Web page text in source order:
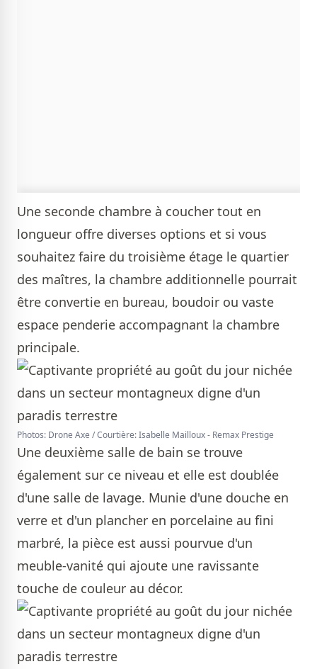
Une seconde chambre à coucher tout en
longueur offre diverses options et si vous
souhaitez faire du troisième étage le quartier
des maîtres, la chambre additionnelle pourrait
être convertie en bureau, boudoir ou vaste
espace penderie accompagnant la chambre
principale.
Photos: Drone Axe / Courtière: Isabelle Mailloux - Remax Prestige
Une deuxième salle de bain se trouve
également sur ce niveau et elle est doublée
d'une salle de lavage. Munie d'une douche en
verre et d'un plancher en porcelaine au fini
marbré, la pièce est aussi pourvue d'un
meuble-vanité qui ajoute une ravissante
touche de couleur au décor.